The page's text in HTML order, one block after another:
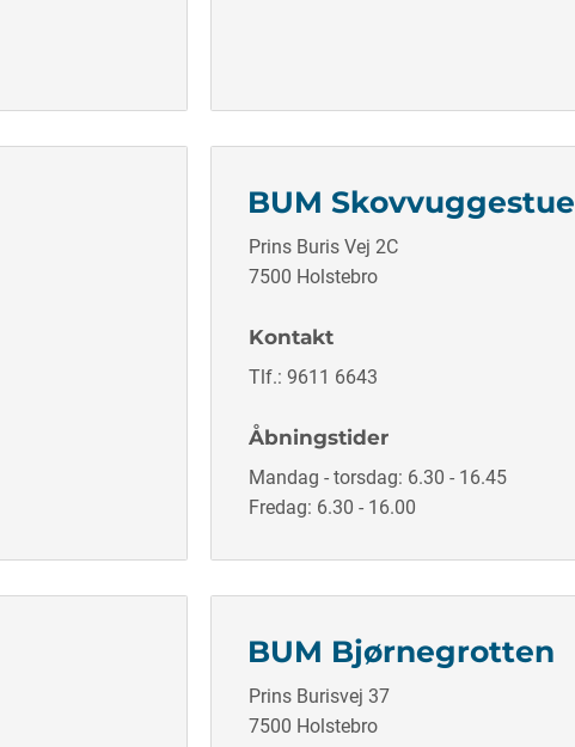
BUM Skovvuggestue
Prins Buris Vej 2C
7500 Holstebro
Kontakt
Tlf.: 9611 6643
Åbningstider
Mandag - torsdag: 6.30 - 16.45
Fredag: 6.30 - 16.00
BUM Bjørnegrotten
Prins Burisvej 37
7500 Holstebro